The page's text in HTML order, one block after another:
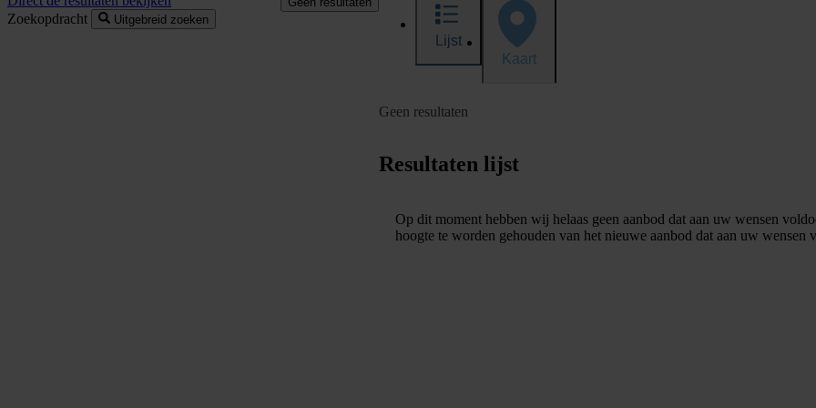
Zoekopdracht
Uitgebreid zoeken
Lijst
Kaart
Geen resultaten
Resultaten lijst
Op dit moment hebben wij helaas geen aanbod dat aan uw wensen
hoogte te worden gehouden van het nieuwe aanbod dat aan uw wensen